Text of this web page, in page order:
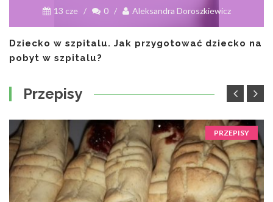
13 cze / 0 / Aleksandra Doroszkiewicz
Dziecko w szpitalu. Jak przygotować dziecko na
pobyt w szpitalu?
Przepisy
PRZEPISY